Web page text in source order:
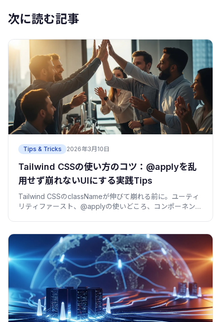
次に読む記事
Tips & Tricks 2026年3月10日
Tailwind CSSの使い方のコツ：@applyを乱
用せず崩れないUIにする実践Tips
Tailwind CSSのclassNameが伸びて崩れる前に。ユーティ
リティファースト、@applyの使いどころ、コンポーネント